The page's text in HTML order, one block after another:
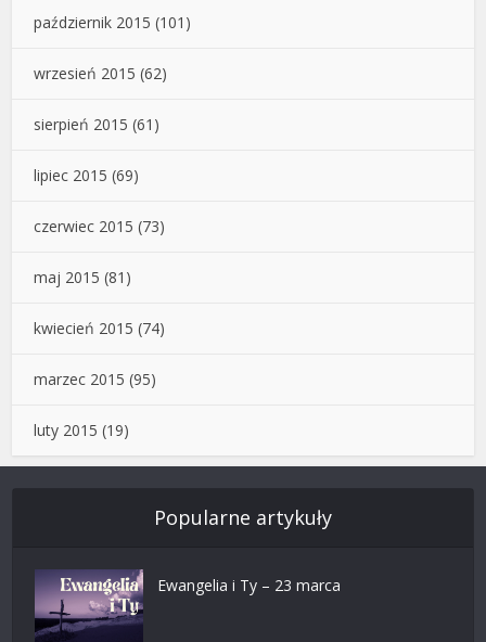
październik 2015 (101)
wrzesień 2015 (62)
sierpień 2015 (61)
lipiec 2015 (69)
czerwiec 2015 (73)
maj 2015 (81)
kwiecień 2015 (74)
marzec 2015 (95)
luty 2015 (19)
Popularne artykuły
Ewangelia i Ty – 23 marca